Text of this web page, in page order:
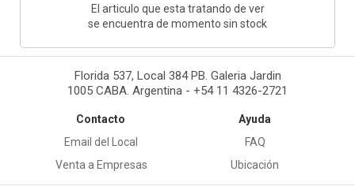
El articulo que esta tratando de ver
se encuentra de momento sin stock
Florida 537, Local 384 PB. Galeria Jardin
1005 CABA. Argentina - +54 11 4326-2721
Contacto
Email del Local
Venta a Empresas
Ayuda
FAQ
Ubicación